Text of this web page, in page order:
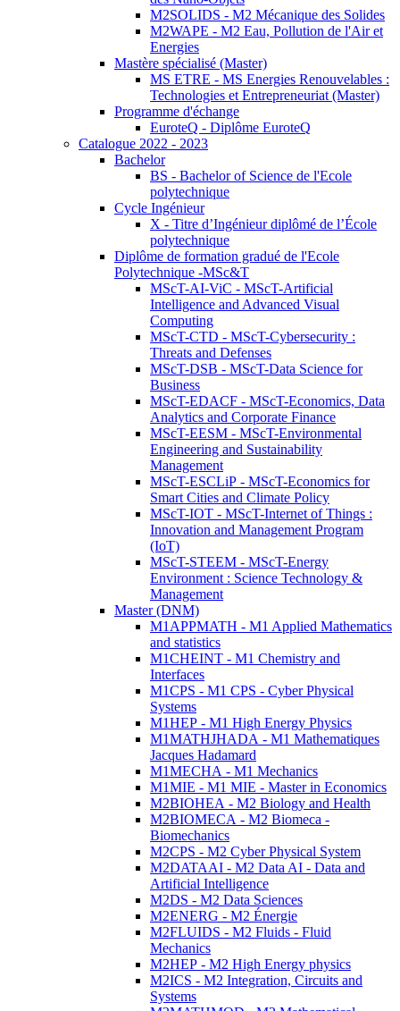
M2SOLIDS - M2 Mécanique des Solides
M2WAPE - M2 Eau, Pollution de l'Air et
Energies
Mastère spécialisé (Master)
MS ETRE - MS Energies Renouvelables :
Technologies et Entrepreneuriat (Master)
Programme d'échange
EuroteQ - Diplôme EuroteQ
Catalogue 2022 - 2023
Bachelor
BS - Bachelor of Science de l'Ecole
polytechnique
Cycle Ingénieur
X - Titre d’Ingénieur diplômé de l’École
polytechnique
Diplôme de formation gradué de l'Ecole
Polytechnique -MSc&T
MScT-AI-ViC - MScT-Artificial
Intelligence and Advanced Visual
Computing
MScT-CTD - MScT-Cybersecurity :
Threats and Defenses
MScT-DSB - MScT-Data Science for
Business
MScT-EDACF - MScT-Economics, Data
Analytics and Corporate Finance
MScT-EESM - MScT-Environmental
Engineering and Sustainability
Management
MScT-ESCLiP - MScT-Economics for
Smart Cities and Climate Policy
MScT-IOT - MScT-Internet of Things :
Innovation and Management Program
(IoT)
MScT-STEEM - MScT-Energy
Environment : Science Technology &
Management
Master (DNM)
M1APPMATH - M1 Applied Mathematics
and statistics
M1CHEINT - M1 Chemistry and
Interfaces
M1CPS - M1 CPS - Cyber Physical
Systems
M1HEP - M1 High Energy Physics
M1MATHJHADA - M1 Mathematiques
Jacques Hadamard
M1MECHA - M1 Mechanics
M1MIE - M1 MIE - Master in Economics
M2BIOHEA - M2 Biology and Health
M2BIOMECA - M2 Biomeca -
Biomechanics
M2CPS - M2 Cyber Physical System
M2DATAAI - M2 Data AI - Data and
Artificial Intelligence
M2DS - M2 Data Sciences
M2ENERG - M2 Énergie
M2FLUIDS - M2 Fluids - Fluid
Mechanics
M2HEP - M2 High Energy physics
M2ICS - M2 Integration, Circuits and
Systems